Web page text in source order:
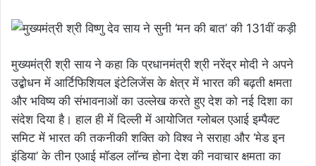
मुख्यमंत्री श्री साय ने कहा कि प्रधानमंत्री श्री नरेंद्र मोदी ने अपने
उद्बोधन में आर्टिफिशियल इंटेलिजेंस के क्षेत्र में भारत की बढ़ती क्षमता
और भविष्य की संभावनाओं का उल्लेख करते हुए देश को नई दिशा का
संदेश दिया है। हाल ही में दिल्ली में आयोजित ग्लोबल एआई इम्पैक्ट
समिट में भारत की तकनीकी शक्ति को विश्व ने सराहा और ‘मेड इन
इंडिया’ के तीन एआई मॉडल लॉन्च होना देश की नवाचार क्षमता का